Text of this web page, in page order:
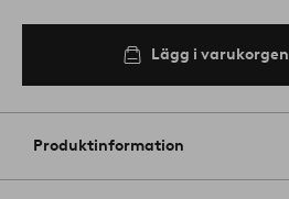
Lägg i varukorgen
Produktinformation